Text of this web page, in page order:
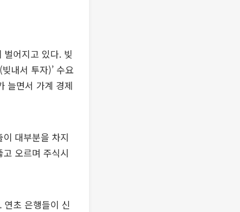
벌어지고 있다. 빚
내서 투자)’ 수요
늘면서 가계 경제
대부분을 차지
오르며 주식시
연초 은행들이 신